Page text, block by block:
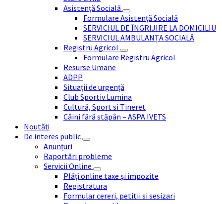
Asistență Socială
Formulare Asistență Socială
SERVICIUL DE ÎNGRIJIRE LA DOMICILIU
SERVICIUL AMBULANȚA SOCIALĂ
Registru Agricol
Formulare Registru Agricol
Resurse Umane
ADPP
Situații de urgență
Club Sportiv Lumina
Cultură, Sport si Tineret
Câini fără stăpân – ASPA IVETS
Noutăți
De interes public
Anunțuri
Raportări probleme
Servicii Online
Plăți online taxe și impozite
Registratura
Formular cereri, petitii si sesizari